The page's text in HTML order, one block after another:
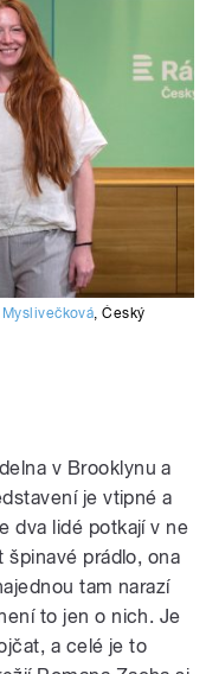
Myslivečková,Český
v Brooklynu a
je vtipné a
dva lidé potkají v ne
špinavé prádlo, ona
tam narazí
to jen o nich. Je
a celé je to